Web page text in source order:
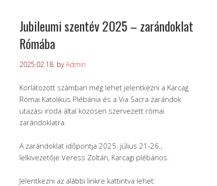
Jubileumi szentév 2025 – zarándoklat
Rómába
2025.02.18. byAdmin
Korlátozott számban még lehet jelentkezni a Karcag
Római Katolikus Plébánia és a Via Sacra zarándok
utazási iroda által közösen szervezett római
zarándoklatra.
A zarándoklat időpontja 2025. július 21-26.,
lelkivezetője Veress Zoltán, Karcagi plébános.
Jelentkezni az alábbi linkre kattintva lehet: